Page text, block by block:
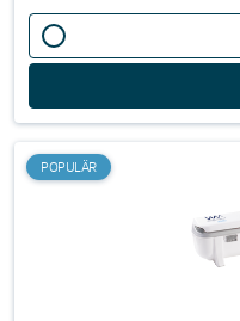
POPULÄR